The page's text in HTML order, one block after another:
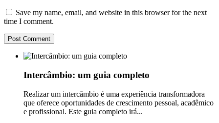
Save my name, email, and website in this browser for the next
time I comment.
Intercâmbio: um guia completo
Realizar um intercâmbio é uma experiência transformadora
que oferece oportunidades de crescimento pessoal, acadêmico
e profissional. Este guia completo irá...